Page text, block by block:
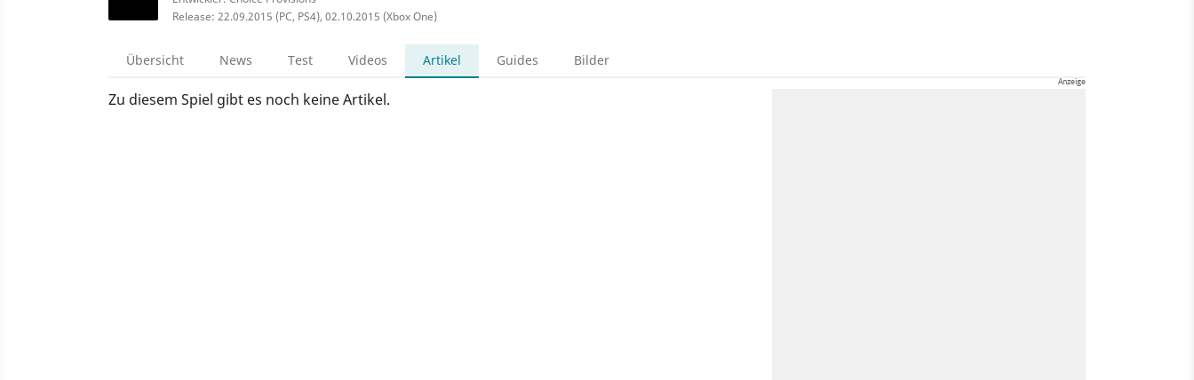
Release: 22.09.2015 (PC, PS4), 02.10.2015 (Xbox One)
Übersicht News Test Videos Artikel Guides Bilder
Zu diesem Spiel gibt es noch keine Artikel.